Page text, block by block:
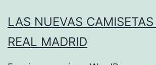
LAS NUEVAS
REAL MADRID